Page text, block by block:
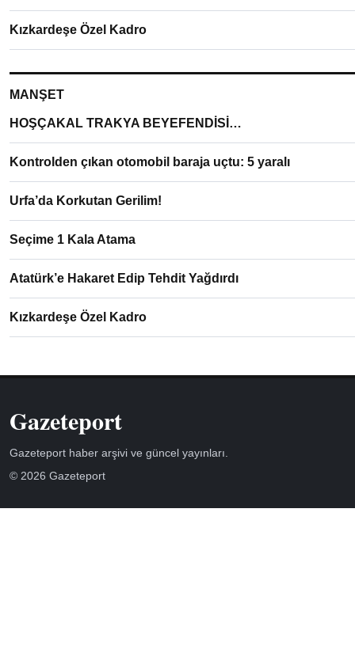
Kızkardeşe Özel Kadro
MANŞET
HOŞÇAKAL TRAKYA BEYEFENDİSİ…
Kontrolden çıkan otomobil baraja uçtu: 5 yaralı
Urfa’da Korkutan Gerilim!
Seçime 1 Kala Atama
Atatürk’e Hakaret Edip Tehdit Yağdırdı
Kızkardeşe Özel Kadro
Gazeteport
Gazeteport haber arşivi ve güncel yayınları.
© 2026 Gazeteport